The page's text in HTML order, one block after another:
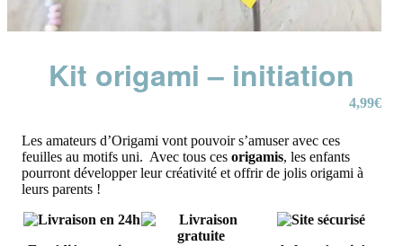
Kit origami – initiation
4,99€
Les amateurs d’Origami vont pouvoir s’amuser avec ces
feuilles au motifs uni. Avec tous ces origamis, les enfants
pourront développer leur créativité et offrir de jolis origami à
leurs parents !